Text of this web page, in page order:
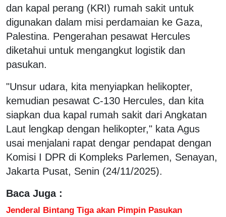
dan kapal perang (KRI) rumah sakit untuk
digunakan dalam misi perdamaian ke Gaza,
Palestina. Pengerahan pesawat Hercules
diketahui untuk mengangkut logistik dan
pasukan.
"Unsur udara, kita menyiapkan helikopter,
kemudian pesawat C-130 Hercules, dan kita
siapkan dua kapal rumah sakit dari Angkatan
Laut lengkap dengan helikopter," kata Agus
usai menjalani rapat dengar pendapat dengan
Komisi I DPR di Kompleks Parlemen, Senayan,
Jakarta Pusat, Senin (24/11/2025).
Baca Juga :
Jenderal Bintang Tiga akan Pimpin Pasukan